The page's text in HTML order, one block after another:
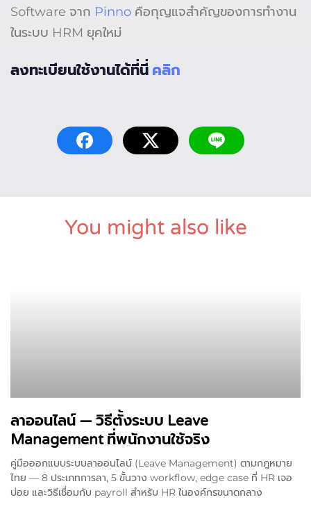
Software จาก Pinno คือกุญแจสำคัญของการทำงาน
ในระบบ HRM ยุคใหม่
ลงทะเบียนใช้งานได้ที่นี่ คลิก
You might also like
ลาออนไลน์ — วิธีตั้งระบบ Leave
Management ที่พนักงานใช้จริง
คู่มือออกแบบระบบลาออนไลน์ (Leave Management) ตามกฎหมาย
ไทย — 8 ประเภทการลา, 5 ขั้นวาง workflow, edge case ที่ HR เจอ
บ่อย และวิธีเชื่อมกับ payroll สำหรับ HR ในองค์กรขนาดกลาง